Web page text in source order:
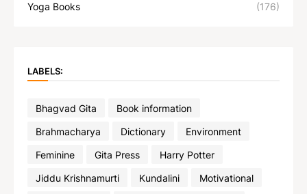
Yoga Books (176)
LABELS:
Bhagvad Gita
Book information
Brahmacharya
Dictionary
Environment
Feminine
Gita Press
Harry Potter
Jiddu Krishnamurti
Kundalini
Motivational